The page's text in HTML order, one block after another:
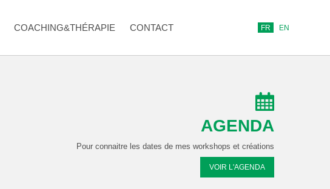
COACHING&THÉRAPIE CONTACT FR EN
AGENDA
Pour connaitre les dates de mes workshops et créations
VOIR L'AGENDA